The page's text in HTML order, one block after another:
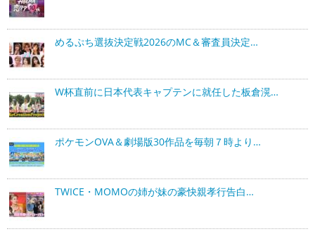
めるぷち選抜決定戦2026のMC＆審査員決定…
W杯直前に日本代表キャプテンに就任した板倉滉…
ポケモンOVA＆劇場版30作品を毎朝７時より…
TWICE・MOMOの姉が妹の豪快親孝行告白…